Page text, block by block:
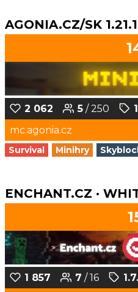
AGONIA.CZ/SK
2 062 5 / 250
mc.agonia.cz
Survival Minihry
ENCHANT.CZ ·
1 857 7 / 16